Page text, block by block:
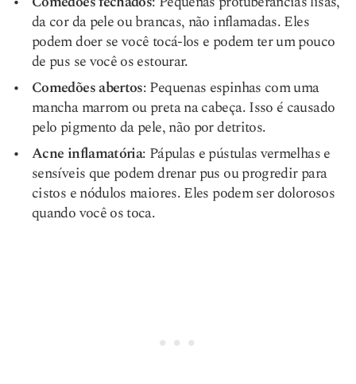
da cor da pele ou brancas, não inflamadas. Eles
podem doer se você tocá-los e podem ter um pouco
de pus se você os estourar.
Comedões abertos: Pequenas espinhas com uma
mancha marrom ou preta na cabeça. Isso é causado
pelo pigmento da pele, não por detritos.
Acne inflamatória: Pápulas e pústulas vermelhas e
sensíveis que podem drenar pus ou progredir para
cistos e nódulos maiores. Eles podem ser dolorosos
quando você os toca.